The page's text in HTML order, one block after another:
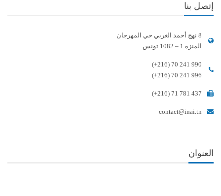
إتصل بنا
8 نهج أحمد الغربي حي المهرجان
المنزه 1 – 1082 تونس
(+216) 70 241 990
(+216) 70 241 996
(+216) 71 781 437
contact@inai.tn
العنوان